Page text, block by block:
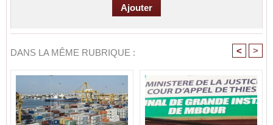
DANS LA MÊME RUBRIQUE : < >